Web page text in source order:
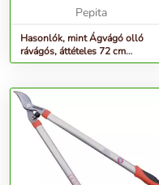
Pepita
Hasonlók, mint Ágvágó olló
rávágós, áttételes 72 cm
RACSNIS MUTA